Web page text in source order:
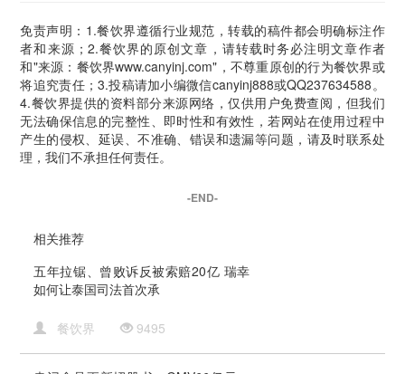
免责声明：1.餐饮界遵循行业规范，转载的稿件都会明确标注作
者和来源；2.餐饮界的原创文章，请转载时务必注明文章作者
和"来源：餐饮界www.canyinj.com"，不尊重原创的行为餐饮界或
将追究责任；3.投稿请加小编微信canyinj888或QQ237634588。
4.餐饮界提供的资料部分来源网络，仅供用户免费查阅，但我们
无法确保信息的完整性、即时性和有效性，若网站在使用过程中
产生的侵权、延误、不准确、错误和遗漏等问题，请及时联系处
理，我们不承担任何责任。
-END-
相关推荐
五年拉锯、曾败诉反被索赔20亿 瑞幸
如何让泰国司法首次承
餐饮界 9495